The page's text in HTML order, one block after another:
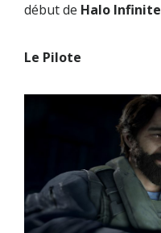
début de Halo Infinite
Le Pilote